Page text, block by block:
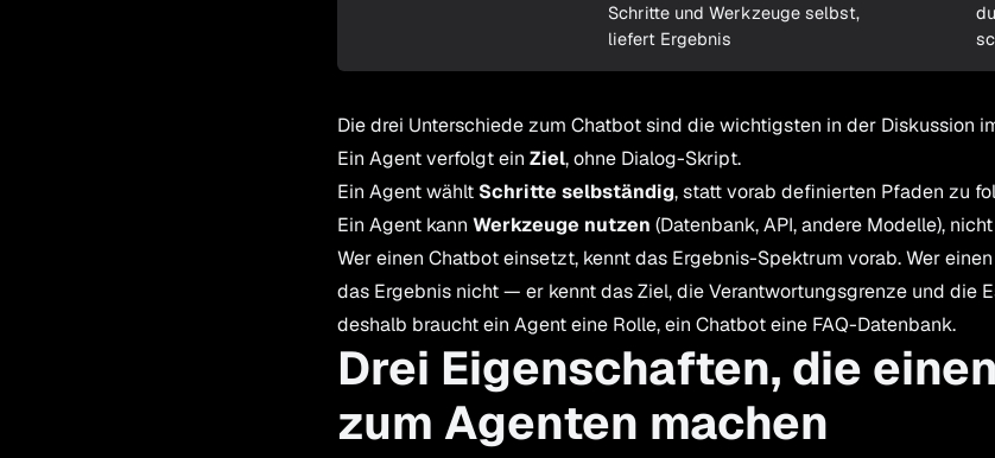
Schritte und Werkzeuge selbst,
liefert Ergebnis
Die drei Unterschiede zum Chatbot sind die wichtigsten in der Diskussion
Ein Agent verfolgt ein Ziel, ohne Dialog-Skript.
Ein Agent wählt Schritte selbständig, statt vorab definierten Pfaden zu
Ein Agent kann Werkzeuge nutzen (Datenbank, API, andere Modelle),
Wer einen Chatbot einsetzt, kennt das Ergebnis-Spektrum vorab. Wer
das Ergebnis nicht — er kennt das Ziel, die Verantwortungsgrenze und die
deshalb braucht ein Agent eine Rolle, ein Chatbot eine FAQ-Datenbank.
Drei Eigenschaften, die
zum Agenten machen